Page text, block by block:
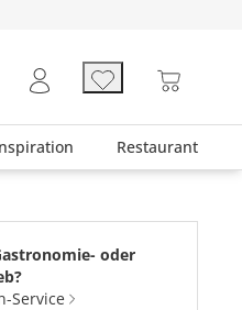
Restaurant
oder
Service